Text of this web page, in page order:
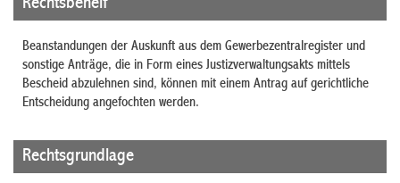
Rechtsbehelf
Beanstandungen der Auskunft aus dem Gewerbezentralregister und
sonstige Anträge, die in Form eines Justizverwaltungsakts mittels
Bescheid abzulehnen sind, können mit einem Antrag auf gerichtliche
Entscheidung angefochten werden.
Rechtsgrundlage